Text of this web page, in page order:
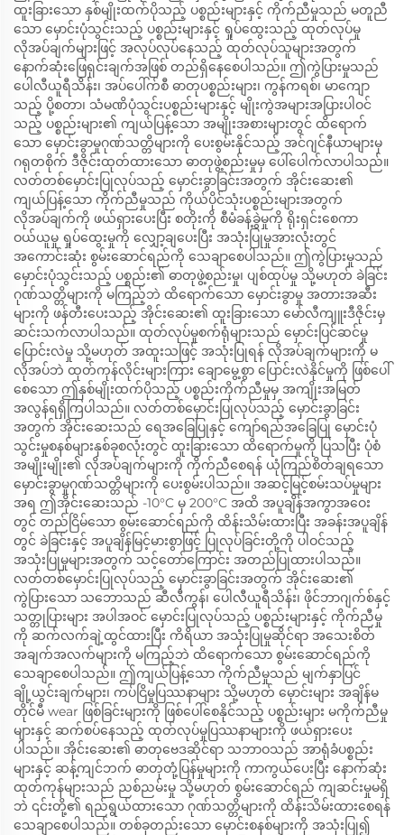
ထူးခြားသော နှစ်မျိုးထက်ပိုသည့် ပစ္စည်းများနှင့် ကိုက်ညီမှုသည် မတူညီ
သော မှောင်းပုံသွင်းသည့် ပစ္စည်းများနှင့် ရှုပ်ထွေးသည့် ထုတ်လုပ်မှု
လိုအပ်ချက်များဖြင့် အလုပ်လုပ်နေသည့် ထုတ်လုပ်သူများအတွက်
နောက်ဆုံးဖြေရှင်းချက်အဖြစ် တည်ရှိနေစေပါသည်။ ဤကွဲပြားမှုသည်
ပေါလီယူရီသိန်း၊ အပ်ပေါ်က်စီ ဓာတုပစ္စည်းများ၊ ကွန်ကရစ်၊ မာကျော
သည့် ပို့စတာ၊ သံမဏိပုံသွင်းပစ္စည်းများနှင့် မျိုးကွဲအများအပြားပါဝင်
သည့် ပစ္စည်းများ၏ ကျယ်ပြန့်သော အမျိုးအစားများတွင် ထိရောက်
သော မှောင်းခွာမှုဂုဏ်သတ္တိများကို ပေးစွမ်းနိုင်သည့် အင်ဂျင်နီယာများမှ
ဂရုတစိုက် ဒီဇိုင်းထုတ်ထားသော ဓာတုဖွဲ့စည်းမှုမှ ပေါ်ပေါက်လာပါသည်။
လတ်တစ်မှောင်းပြုလုပ်သည့် မှောင်းခွာခြင်းအတွက် အိုင်းဆေး၏
ကျယ်ပြန့်သော ကိုက်ညီမှုသည် ကိုယ်ပိုင်သုံးပစ္စည်းများအတွက်
လိုအပ်ချက်ကို ဖယ်ရှားပေးပြီး စတိုးကို စီမံခန့်ခွဲမှုကို ရိုးရှင်းစေကာ
ဝယ်ယူမှု ရှုပ်ထွေးမှုကို လျှော့ချပေးပြီး အသုံးပြုမှုအားလုံးတွင်
အကောင်းဆုံး စွမ်းဆောင်ရည်ကို သေချာစေပါသည်။ ဤကွဲပြားမှုသည်
မှောင်းပုံသွင်းသည့် ပစ္စည်း၏ ဓာတုဖွဲ့စည်းမှု၊ ပျစ်ထုပ်မှု သို့မဟုတ် ခဲခြင်း
ဂုဏ်သတ္တိများကို မကြည့်ဘဲ ထိရောက်သော မှောင်းခွာမှု အတားအဆီး
များကို ဖန်တီးပေးသည့် အိုင်းဆေး၏ ထူးခြားသော မော်လီကျူးဒီဇိုင်းမှ
ဆင်းသက်လာပါသည်။ ထုတ်လုပ်မှုစက်ရုံများသည် မှောင်းပြင်ဆင်မှု
ပြောင်းလဲမှု သို့မဟုတ် အထူးသဖြင့် အသုံးပြုရန် လိုအပ်ချက်များကို မ
လိုအပ်ဘဲ ထုတ်ကုန်လိုင်းများကြား ချောမွေ့စွာ ပြောင်းလဲနိုင်မှုကို ဖြစ်ပေါ်
စေသော ဤနှစ်မျိုးထက်ပိုသည့် ပစ္စည်းကိုက်ညီမှုမှ အကျိုးအမြတ်
အလွန်ရရှိကြပါသည်။ လတ်တစ်မှောင်းပြုလုပ်သည့် မှောင်းခွာခြင်း
အတွက် အိုင်းဆေးသည် ရေအခြေပြုနှင့် ကျော်ရည်အခြေပြု မှောင်းပုံ
သွင်းမှုစနစ်များနှစ်ခုစလုံးတွင် ထူးခြားသော ထိရောက်မှုကို ပြသပြီး ပုံစံ
အမျိုးမျိုး၏ လိုအပ်ချက်များကို ကိုက်ညီစေရန် ယုံကြည်စိတ်ချရသော
မှောင်းခွာမှုဂုဏ်သတ္တိများကို ပေးစွမ်းပါသည်။ အဆင့်မြင့်စမ်းသပ်မှုများ
အရ ဤအိုင်းဆေးသည် -10°C မှ 200°C အထိ အပူချိန်အကွာအဝေး
တွင် တည်ငြိမ်သော စွမ်းဆောင်ရည်ကို ထိန်းသိမ်းထားပြီး အခန်းအပူချိန်
တွင် ခဲခြင်းနှင့် အပူချိန်မြင့်မားစွာဖြင့် ပြုလုပ်ခြင်းတို့ကို ပါဝင်သည့်
အသုံးပြုမှုများအတွက် သင့်တော်ကြောင်း အတည်ပြုထားပါသည်။
လတ်တစ်မှောင်းပြုလုပ်သည့် မှောင်းခွာခြင်းအတွက် အိုင်းဆေး၏
ကွဲပြားသော သဘောသည် ဆီလီကွန်၊ ပေါလီယူရီသိန်း၊ ဖိုင်ဘာဂျက်စ်နှင့်
သတ္တုပြားများ အပါအဝင် မှောင်းပြုလုပ်သည့် ပစ္စည်းများနှင့် ကိုက်ညီမှု
ကို ဆက်လက်ချဲ့ထွင်ထားပြီး ကိရိယာ အသုံးပြုမှုဆိုင်ရာ အသေးစိတ်
အချက်အလက်များကို မကြည့်ဘဲ ထိရောက်သော စွမ်းဆောင်ရည်ကို
သေချာစေပါသည်။ ဤကျယ်ပြန့်သော ကိုက်ညီမှုသည် မျက်နှာပြင်
ချို့ယွင်းချက်များ၊ ကပ်ငြိမှုပြဿနာများ သို့မဟုတ် မှောင်းများ အချိန်မ
တိုင်မီ wear ဖြစ်ခြင်းများကို ဖြစ်ပေါ်စေနိုင်သည့် ပစ္စည်းများ မကိုက်ညီမှု
များနှင့် ဆက်စပ်နေသည့် ထုတ်လုပ်မှုပြဿနာများကို ဖယ်ရှားပေး
ပါသည်။ အိုင်းဆေး၏ ဓာတုဗေဒဆိုင်ရာ သဘာဝသည် အာရုံခံပစ္စည်း
များနှင့် ဆန့်ကျင်ဘက် ဓာတုတုံ့ပြန်မှုများကို ကာကွယ်ပေးပြီး နောက်ဆုံး
ထုတ်ကုန်များသည် ညစ်ညမ်းမှု သို့မဟုတ် စွမ်းဆောင်ရည် ကျဆင်းမှုမရှိ
ဘဲ ၎င်းတို့၏ ရည်ရွယ်ထားသော ဂုဏ်သတ္တိများကို ထိန်းသိမ်းထားစေရန်
သေချာစေပါသည်။ တစ်ခုတည်းသော မှောင်းစနစ်များကို အသုံးပြု၍